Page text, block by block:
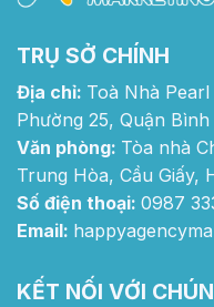
TRỤ SỞ CHÍNH
Địa chỉ: Toà Nhà
Phường 25, Quận
Văn phòng: Tòa nhà
Trung Hòa, Cầu Giấy,
Số điện thoại: 0987
Email:
KẾT NỐI VỚI